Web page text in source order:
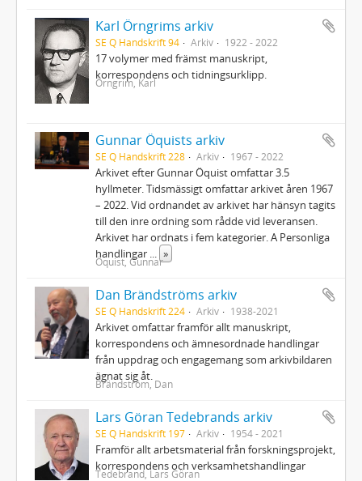
Karl Örngrims arkiv
SE Q Handskrift 94 Arkiv 1922 - 2022
17 volymer med främst manuskript,
korrespondens och tidningsurklipp.
Örngrim, Karl
Gunnar Öquists arkiv
SE Q Handskrift 228 Arkiv 1967 - 2022
Arkivet efter Gunnar Öquist omfattar 3.5
hyllmeter. Tidsmässigt omfattar arkivet åren 1967
– 2022. Vid ordnandet av arkivet har hänsyn tagits
till den inre ordning som rådde vid leveransen.
Arkivet har ordnats i fem kategorier. A Personliga
handlingar
»
Öquist, Gunnar
Dan Brändströms arkiv
SE Q Handskrift 224 Arkiv 1938-2021
Arkivet omfattar framför allt manuskript,
korrespondens och ämnesordnade handlingar
från uppdrag och engagemang som arkivbildaren
ägnat sig åt.
Brändström, Dan
Lars Göran Tedebrands arkiv
SE Q Handskrift 197 Arkiv 1954 - 2021
Framför allt arbetsmaterial från forskningsprojekt,
korrespondens och verksamhetshandlingar
Tedebrand, Lars Göran